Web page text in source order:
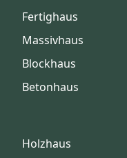
Fertighaus
Massivhaus
Blockhaus
Betonhaus
Holzhaus